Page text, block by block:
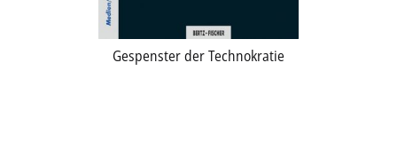
Gespenster der Technokratie